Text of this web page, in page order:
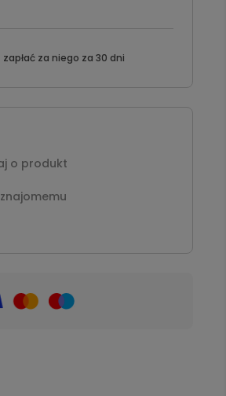
zapłać za niego za 30 dni
o produkt